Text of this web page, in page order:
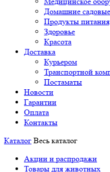
Домашние
Продукты
Здоровье
Красота
Доставка
Курьером
Транспортной
Постаматы
Новости
Гарантии
Оплата
Контакты
Каталог Весь каталог
Акции и распродажи
Товары для животных